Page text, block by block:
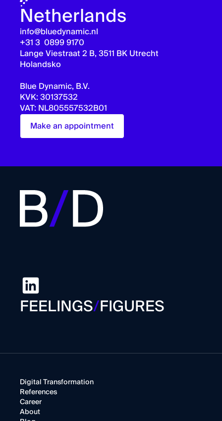
Netherlands
info@bluedynamic.nl
+31 3 0899 9170
Lange Viestraat 2 B, 3511 BK Utrecht
Holandsko
Blue Dynamic, B.V.
KVK: 30137532
VAT: NL805557532B01
Make an appointment
FEELINGS/FIGURES
Digital Transformation
References
Career
About